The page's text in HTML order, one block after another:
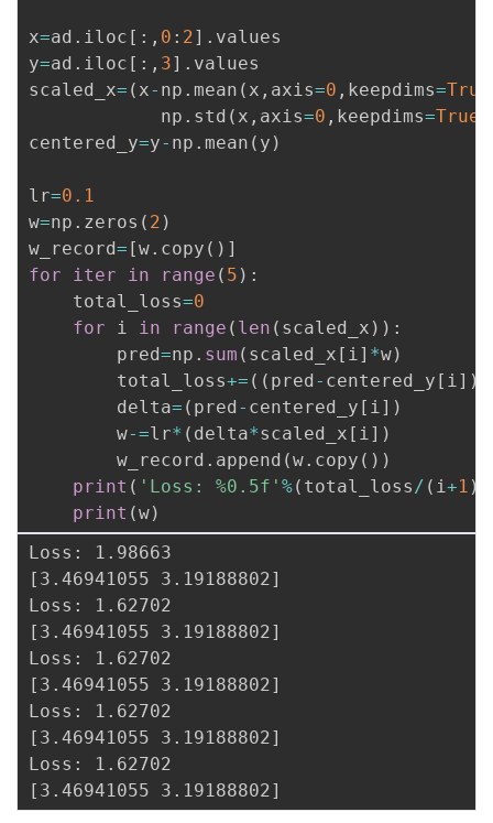
动
关
证
实
的
持
建
x=ad . iloc [ : , 0 : 2] . values
y=ad . iloc [ : , 3] . values
scaled_x= ( x- np . mean ( x , axis=0 , keepdims=True
            np
. std ( x , axis=0 , keepdims=True
centered_y=y- np . mean ( y )
lr=0.1
w=np . zeros ( 2 )
w_record= [w. copy ( ) ]
for
iter in range ( 5 ) :
    total_loss
=0
for i in range ( len ( scaled_x ) ) :
        pred
=np . sum ( scaled_x [ i] *w)
        total_loss
+= ( ( pred - centered_y [ i] )
        delta
= ( pred - centered_y [ i] )
        w
-=lr* ( delta*scaled_x [ i] )
        w_record
. append (w. copy ( ) )
print ( 'Loss: %0.5f' %( total_loss/ ( i+1 )
print (w)
Loss: 1.98663
[3.46941055 3.19188802]
Loss: 1.62702
[3.46941055 3.19188802]
Loss: 1.62702
[3.46941055 3.19188802]
Loss: 1.62702
[3.46941055 3.19188802]
Loss: 1.62702